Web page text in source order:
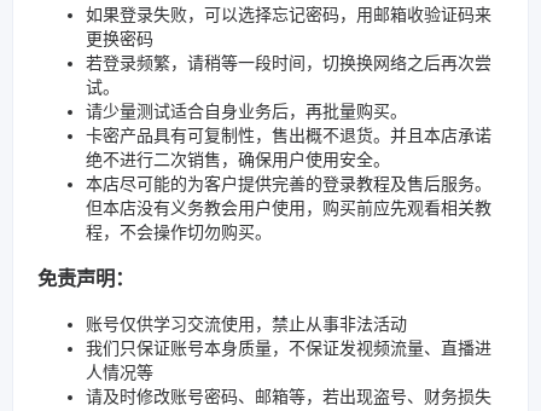
如果登录失败，可以选择忘记密码，用邮箱收验证码来
更换密码
若登录频繁，请稍等一段时间，切换换网络之后再次尝
试。
请少量测试适合自身业务后，再批量购买。
卡密产品具有可复制性，售出概不退货。并且本店承诺
绝不进行二次销售，确保用户使用安全。
本店尽可能的为客户提供完善的登录教程及售后服务。
但本店没有义务教会用户使用，购买前应先观看相关教
程，不会操作切勿购买。
免责声明：
账号仅供学习交流使用，禁止从事非法活动
我们只保证账号本身质量，不保证发视频流量、直播进
人情况等
请及时修改账号密码、邮箱等，若出现盗号、财务损失